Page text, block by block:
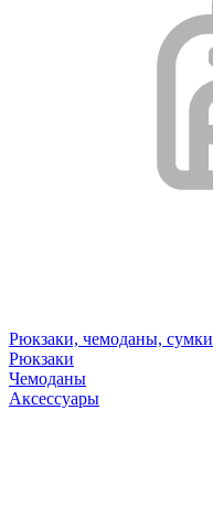
Рюкзаки, чемоданы, сумки
Рюкзаки
Чемоданы
Аксессуары